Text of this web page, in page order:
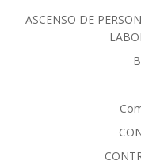
ASCENSO DE